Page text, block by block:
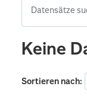
Keine
Sortieren nach